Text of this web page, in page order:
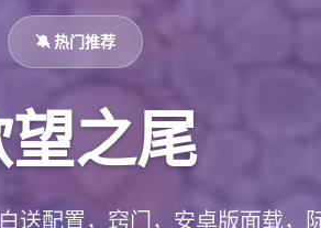
🔕 热门推荐
之尾
送配置，窍门，安卓版面载，